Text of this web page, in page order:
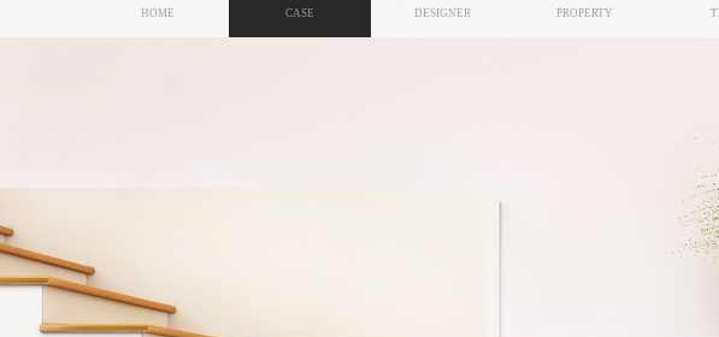
HOME CASE DESIGNER PROPERTY